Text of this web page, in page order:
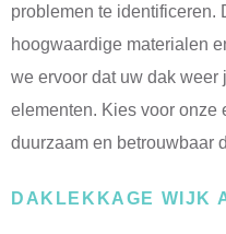
problemen te identificeren.
hoogwaardige materialen
we ervoor dat uw dak
elementen. Kies voor onze
duurzaam en betrouwbaar
DAKLEKKAGE WIJK